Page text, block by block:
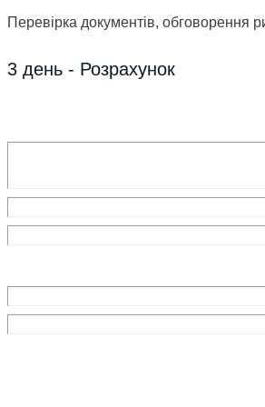
Перевірка документів, обговорення
3 день - Розрахунок